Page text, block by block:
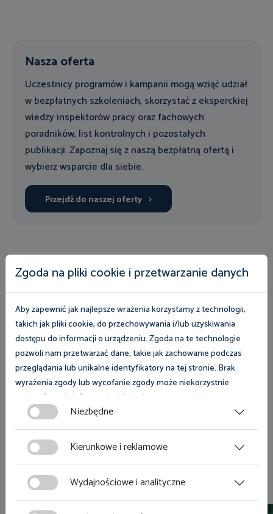
Nasza oferta
Uczestnicy programów i kampanii mogą wziąć udział
w bezpłatnych szkoleniach, skorzystać z eksperckiej
wiedzy inspektorów pracy oraz fachowych
poradników, list kontrolnych i pozostałych
publikacji. Zapoznaj się z naszą bezpłatną ofertą i
wybierz wsparcie dla siebie.
Przejdź do naszej oferty
Publikacje do pobrania
przygotowaliśmy bezpłatne publikacje z zakresu
prawa pracy, legalności zatrudnienia oraz
bezpieczeństwa i higieny pracy
Przejdź do publikacji do pobrania
Zobacz również
Zgoda na pliki cookie i przetwarzanie danych
Aby zapewnić jak najlepsze wrażenia korzystamy z technologii,
takich jak pliki cookie, do przechowywania i/lub uzyskiwania
dostępu do informacji o urządzeniu. Zgoda na te technologie
pozwoli nam przetwarzać dane, takie jak zachowanie podczas
przeglądania lub unikalne identyfikatory na tej stronie. Brak
wyrażenia zgody lub wycofanie zgody może niekorzystnie
wpłynąć na niektóre cechy i funkcje.
Zgoda na pliki cookies jest dobrowolna i można ją wycofać lub
zmodyfikować w dowolnym momencie klikając w przycisk
ciasteczka w lewym dolnym rogu strony. Więcej informacji
znajdziesz w
Niezbędne
Kierunkowe i reklamowe
Wydajnościowe i analityczne